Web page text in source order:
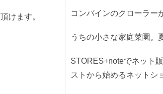
頂けます。 コンバインのクローラー
うちの小さな家庭菜園。
STORES+noteでネット
ストから始めるネットシ